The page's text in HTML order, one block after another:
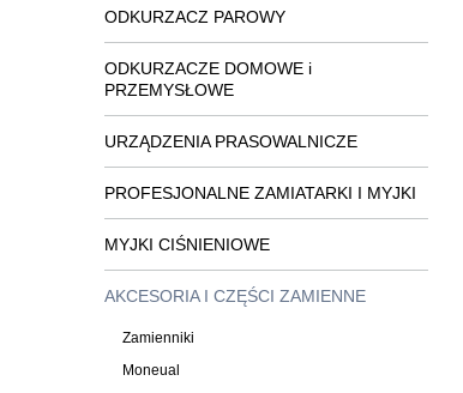
ODKURZACZ PAROWY
ODKURZACZE DOMOWE i
PRZEMYSŁOWE
URZĄDZENIA PRASOWALNICZE
PROFESJONALNE ZAMIATARKI I MYJKI
MYJKI CIŚNIENIOWE
AKCESORIA I CZĘŚCI ZAMIENNE
Zamienniki
Moneual